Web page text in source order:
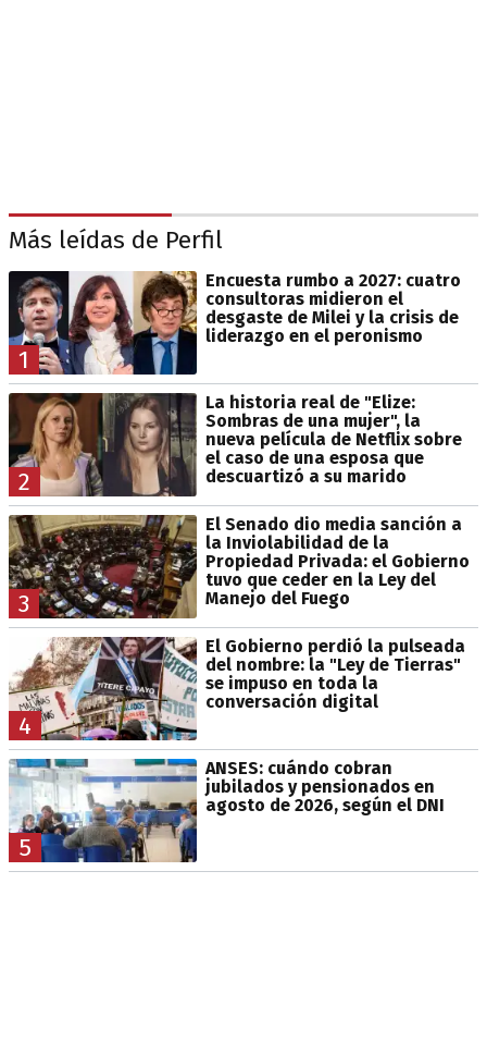
Más leídas de Perfil
1
Encuesta rumbo a 2027: cuatro
consultoras midieron el
desgaste de Milei y la crisis de
liderazgo en el peronismo
2
La historia real de "Elize:
Sombras de una mujer", la
nueva película de Netflix sobre
el caso de una esposa que
descuartizó a su marido
3
El Senado dio media sanción a
la Inviolabilidad de la
Propiedad Privada: el Gobierno
tuvo que ceder en la Ley del
Manejo del Fuego
4
El Gobierno perdió la pulseada
del nombre: la "Ley de Tierras"
se impuso en toda la
conversación digital
5
ANSES: cuándo cobran
jubilados y pensionados en
agosto de 2026, según el DNI